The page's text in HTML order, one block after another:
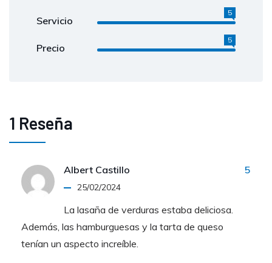
Servicio
5
Precio
5
1 Reseña
Albert Castillo
25/02/2024
La lasaña de verduras estaba deliciosa.
Además, las hamburguesas y la tarta de queso
tenían un aspecto increíble.
5